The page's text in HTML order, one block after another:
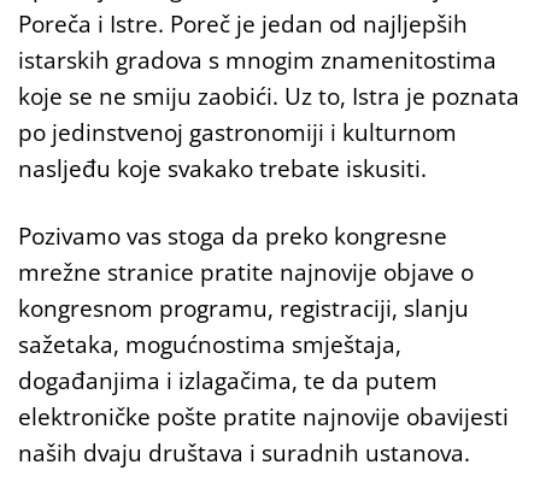
Poreča i Istre. Poreč je jedan od najljepših
istarskih gradova s mnogim znamenitostima
koje se ne smiju zaobići. Uz to, Istra je poznata
po jedinstvenoj gastronomiji i kulturnom
nasljeđu koje svakako trebate iskusiti.
Pozivamo vas stoga da preko kongresne
mrežne stranice pratite najnovije objave o
kongresnom programu, registraciji, slanju
sažetaka, mogućnostima smještaja,
događanjima i izlagačima, te da putem
elektroničke pošte pratite najnovije obavijesti
naših dvaju društava i suradnih ustanova.